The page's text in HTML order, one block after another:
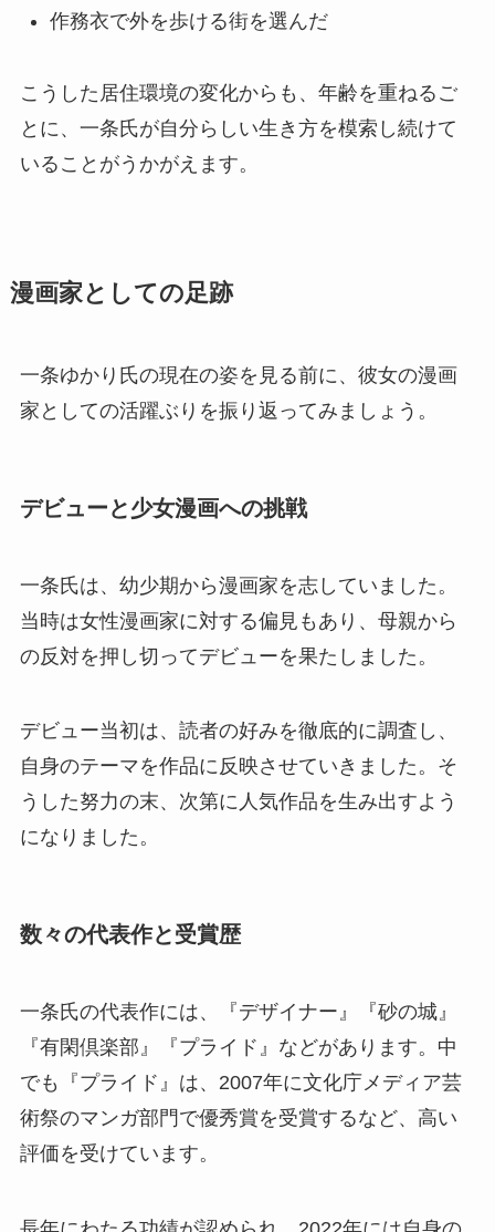
作務衣で外を歩ける街を選んだ
こうした居住環境の変化からも、年齢を重ねるご
とに、一条氏が自分らしい生き方を模索し続けて
いることがうかがえます。
漫画家としての足跡
一条ゆかり氏の現在の姿を見る前に、彼女の漫画
家としての活躍ぶりを振り返ってみましょう。
デビューと少女漫画への挑戦
一条氏は、幼少期から漫画家を志していました。
当時は女性漫画家に対する偏見もあり、母親から
の反対を押し切ってデビューを果たしました。
デビュー当初は、読者の好みを徹底的に調査し、
自身のテーマを作品に反映させていきました。そ
うした努力の末、次第に人気作品を生み出すよう
になりました。
数々の代表作と受賞歴
一条氏の代表作には、『デザイナー』『砂の城』
『有閑倶楽部』『プライド』などがあります。中
でも『プライド』は、2007年に文化庁メディア芸
術祭のマンガ部門で優秀賞を受賞するなど、高い
評価を受けています。